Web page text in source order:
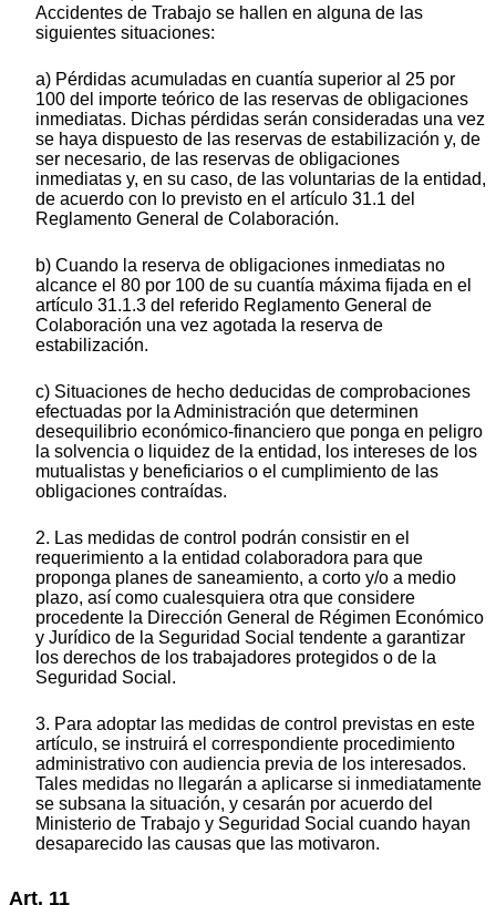
Accidentes de Trabajo se hallen en alguna de las
siguientes situaciones:
a) Pérdidas acumuladas en cuantía superior al 25 por
100 del importe teórico de las reservas de obligaciones
inmediatas. Dichas pérdidas serán consideradas una vez
se haya dispuesto de las reservas de estabilización y, de
ser necesario, de las reservas de obligaciones
inmediatas y, en su caso, de las voluntarias de la entidad,
de acuerdo con lo previsto en el artículo 31.1 del
Reglamento General de Colaboración.
b) Cuando la reserva de obligaciones inmediatas no
alcance el 80 por 100 de su cuantía máxima fijada en el
artículo 31.1.3 del referido Reglamento General de
Colaboración una vez agotada la reserva de
estabilización.
c) Situaciones de hecho deducidas de comprobaciones
efectuadas por la Administración que determinen
desequilibrio económico-financiero que ponga en peligro
la solvencia o liquidez de la entidad, los intereses de los
mutualistas y beneficiarios o el cumplimiento de las
obligaciones contraídas.
2. Las medidas de control podrán consistir en el
requerimiento a la entidad colaboradora para que
proponga planes de saneamiento, a corto y/o a medio
plazo, así como cualesquiera otra que considere
procedente la Dirección General de Régimen Económico
y Jurídico de la Seguridad Social tendente a garantizar
los derechos de los trabajadores protegidos o de la
Seguridad Social.
3. Para adoptar las medidas de control previstas en este
artículo, se instruirá el correspondiente procedimiento
administrativo con audiencia previa de los interesados.
Tales medidas no llegarán a aplicarse si inmediatamente
se subsana la situación, y cesarán por acuerdo del
Ministerio de Trabajo y Seguridad Social cuando hayan
desaparecido las causas que las motivaron.
Art. 11